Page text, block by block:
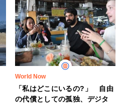
World Now
「私はどこにいるの?」 自由
の代償としての孤独、デジタ